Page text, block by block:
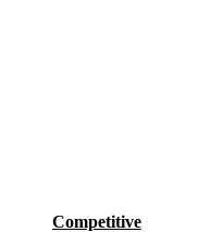
Competitive